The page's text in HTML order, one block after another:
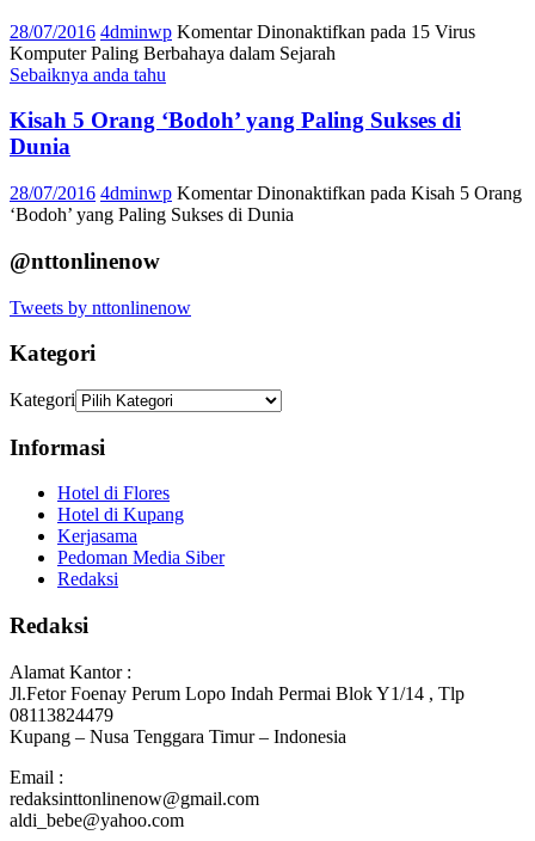
28/07/2016 4dminwp Komentar Dinonaktifkan pada 15 Virus
Komputer Paling Berbahaya dalam Sejarah
Sebaiknya anda tahu
Kisah 5 Orang ‘Bodoh’ yang Paling Sukses di
Dunia
28/07/2016 4dminwp Komentar Dinonaktifkan pada Kisah 5 Orang
‘Bodoh’ yang Paling Sukses di Dunia
@nttonlinenow
Tweets by nttonlinenow
Kategori
Kategori
Informasi
Hotel di Flores
Hotel di Kupang
Kerjasama
Pedoman Media Siber
Redaksi
Redaksi
Alamat Kantor :
Jl.Fetor Foenay Perum Lopo Indah Permai Blok Y1/14 , Tlp
08113824479
Kupang – Nusa Tenggara Timur – Indonesia
Email :
redaksinttonlinenow@gmail.com
aldi_bebe@yahoo.com